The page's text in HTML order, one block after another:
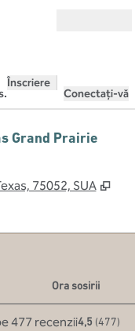
Înscriere
Conectați-vă
Grand Prairie
75052, SUA ,
Ora sosirii
4,5 (477)